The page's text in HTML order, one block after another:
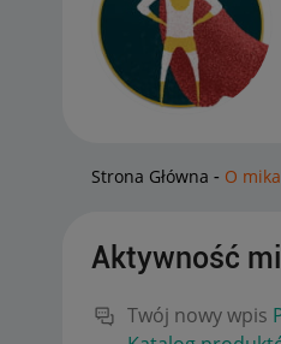
Strona Główna O
Aktywność
Twój nowy wpis